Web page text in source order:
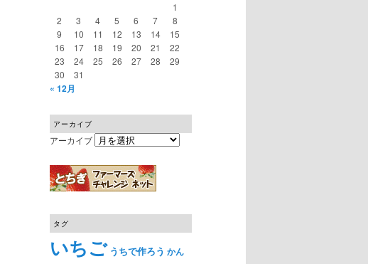
1
2
3 4 5 6 7
8
9
10 11 12 13 14
15
16
17 18 19 20 21
22
23
24 25 26 27 28
29
30
31
« 12月
アーカイブ
アーカイブ
タグ
いちご うちで作ろう かん